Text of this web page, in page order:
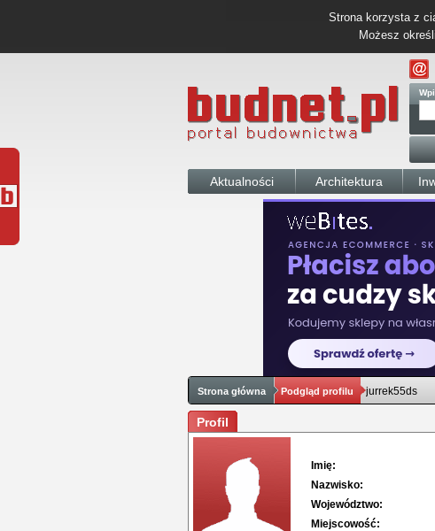
Strona korzysta z
Możesz
Aktualności Architektura
Strona główna Podgląd profilu jurrek55ds
Profil
Imię:
Nazwisko:
Województwo:
Miejscowość: